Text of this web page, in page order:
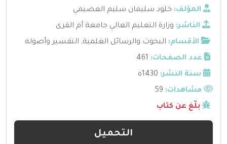
المؤلف: خلود سليمان سليم العصيمي
الناشر: وزارة التعليم العالي جامعة أم القرى
الأقسام: البحوث والرسائل العلمية, التفسير وأصوله
عدد الصفحات: 461
سنة النشر: 1430ه
مشاهدات:
بلّغ عن كتاب
التحميل